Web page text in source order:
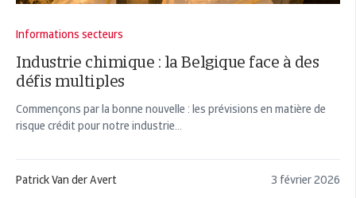
Informations secteurs
Industrie chimique : la Belgique face à des
défis multiples
Commençons par la bonne nouvelle : les prévisions en matière de
risque crédit pour notre industrie...
Patrick Van der Avert 3 février 2026